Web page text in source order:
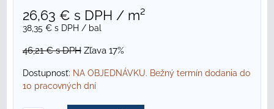
26,63 € s DPH / m²
38,35 € s DPH / bal
46,21 €s DPH Zľava 17%
Dostupnosť: NA OBJEDNÁVKU. Bežný termín dodania do
10 pracovných dní